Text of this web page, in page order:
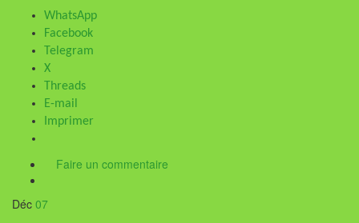
WhatsApp
Facebook
Telegram
X
Threads
E-mail
Imprimer
Faire un commentaire
Déc 07